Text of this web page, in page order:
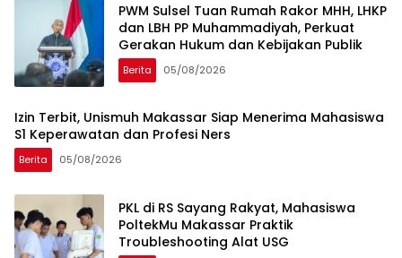
PWM Sulsel Tuan Rumah Rakor MHH, LHKP
dan LBH PP Muhammadiyah, Perkuat
Gerakan Hukum dan Kebijakan Publik
Berita 05/08/2026
Izin Terbit, Unismuh Makassar Siap Menerima Mahasiswa
S1 Keperawatan dan Profesi Ners
Berita 05/08/2026
PKL di RS Sayang Rakyat, Mahasiswa
PoltekMu Makassar Praktik
Troubleshooting Alat USG